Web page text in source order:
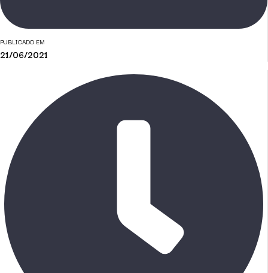
PUBLICADO EM
21/06/2021